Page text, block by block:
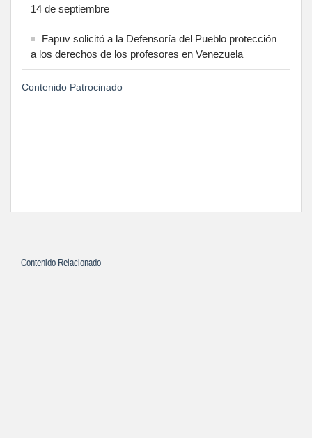
14 de septiembre
Fapuv solicitó a la Defensoría del Pueblo protección
a los derechos de los profesores en Venezuela
Contenido Patrocinado
Contenido Relacionado